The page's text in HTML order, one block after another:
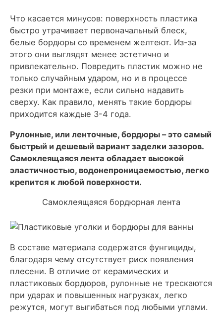
Что касается минусов: поверхность пластика
быстро утрачивает первоначальный блеск,
белые бордюры со временем желтеют. Из-за
этого они выглядят менее эстетично и
привлекательно. Повредить пластик можно не
только случайным ударом, но и в процессе
резки при монтаже, если сильно надавить
сверху. Как правило, менять такие бордюры
приходится каждые 3-4 года.
Рулонные, или ленточные, бордюры – это самый
быстрый и дешевый вариант заделки зазоров.
Самоклеящаяся лента обладает высокой
эластичностью, водонепроницаемостью, легко
крепится к любой поверхности.
Самоклеящаяся бордюрная лента
В составе материала содержатся фунгициды,
благодаря чему отсутствует риск появления
плесени. В отличие от керамических и
пластиковых бордюров, рулонные не трескаются
при ударах и повышенных нагрузках, легко
режутся, могут выгибаться под любыми углами.